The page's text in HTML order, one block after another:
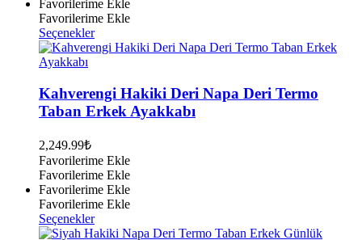
Favorilerime Ekle
Favorilerime Ekle
SeçeneklerBu
ürünün
varyasyonu
var.
Seçenekler
seçilebilir
Kahverengi Hakiki Deri Napa Deri Termo
Taban Erkek Ayakkabı
2,249.99₺
Favorilerime Ekle
Favorilerime Ekle
Favorilerime Ekle
Favorilerime Ekle
SeçeneklerBu
ürünün